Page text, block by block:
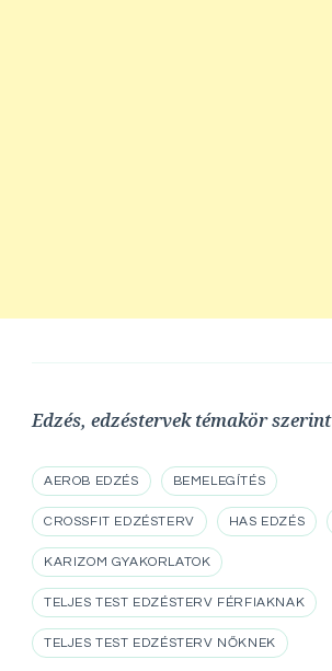
Edzés, edzéstervek témakör szerint
AEROB EDZÉS BEMELEGÍTÉS
CROSSFIT EDZÉSTERV HAS EDZÉS
KARIZOM GYAKORLATOK
TELJES TEST EDZÉSTERV FÉRFIAKNAK
TELJES TEST EDZÉSTERV NŐKNEK